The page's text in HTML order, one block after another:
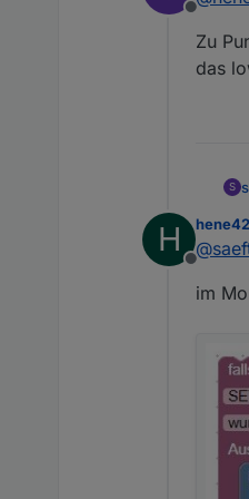
Offline
Zu
das
S
H
Offline
hene42
@
im